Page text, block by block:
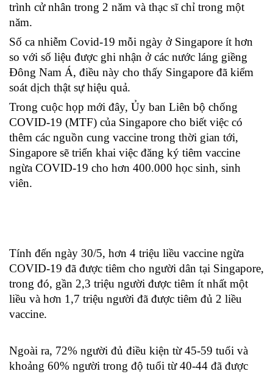
trình cử nhân trong 2 năm và thạc sĩ chỉ trong một
năm.
Số ca nhiễm Covid-19 mỗi ngày ở Singapore ít hơn
so với số liệu được ghi nhận ở các nước láng giềng
Đông Nam Á, điều này cho thấy Singapore đã kiểm
soát dịch thật sự hiệu quả.
Trong cuộc họp mới đây, Ủy ban Liên bộ chống
COVID-19 (MTF) của Singapore cho biết việc có
thêm các nguồn cung vaccine trong thời gian tới,
Singapore sẽ triển khai việc đăng ký tiêm vaccine
ngừa COVID-19 cho hơn 400.000 học sinh, sinh
viên.
Tính đến ngày 30/5, hơn 4 triệu liều vaccine ngừa
COVID-19 đã được tiêm cho người dân tại Singapore,
trong đó, gần 2,3 triệu người được tiêm ít nhất một
liều và hơn 1,7 triệu người đã được tiêm đủ 2 liều
vaccine.
Ngoài ra, 72% người đủ điều kiện từ 45-59 tuổi và
khoảng 60% người trong độ tuổi từ 40-44 đã được